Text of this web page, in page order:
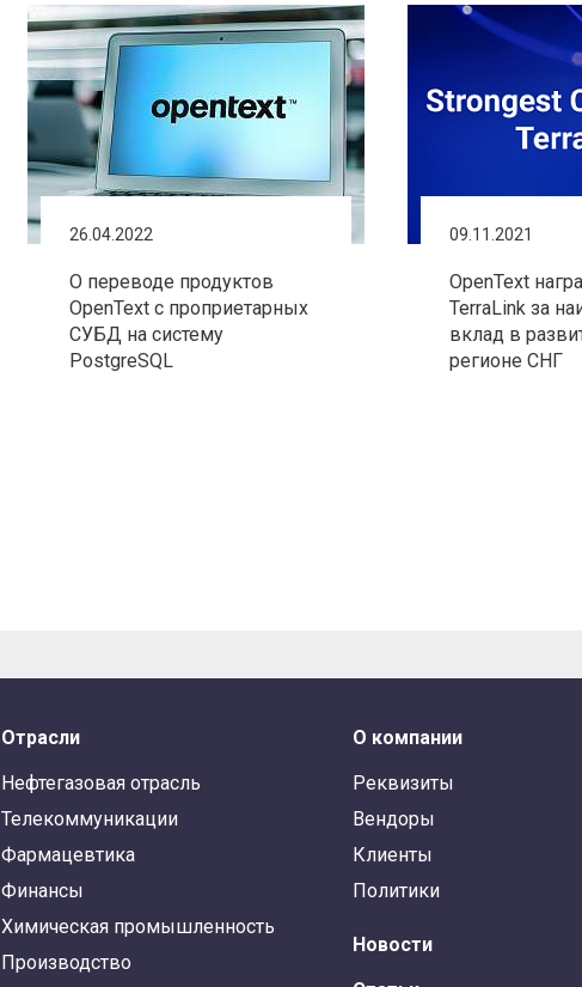
26.04.2022
О переводе продуктов
OpenText с проприетарных
СУБД на систему
PostgreSQL
09.11.2021
OpenText
TerraLink за
вклад в
регионе СНГ
Отрасли
Нефтегазовая отрасль
Телекоммуникации
Фармацевтика
Финансы
Химическая промышленность
Производство
О компании
Реквизиты
Вендоры
Клиенты
Политики
Новости